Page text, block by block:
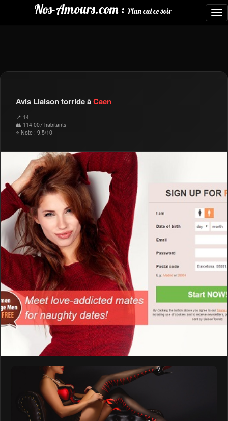
Nos-Amours.com : Plan cul ce soir
Avis Liaison torride àCaen
📍 14
👥 114 007 habitants
⭐ Note : 9.5/10